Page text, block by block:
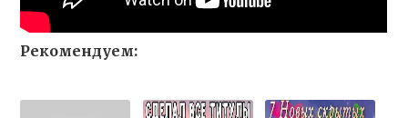
Рекомендуем: